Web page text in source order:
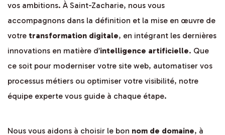
vos ambitions. À Saint-Zacharie, nous vous
accompagnons dans la définition et la mise en œuvre de
votre transformation digitale, en intégrant les dernières
innovations en matière d’intelligence artificielle. Que
ce soit pour moderniser votre site web, automatiser vos
processus métiers ou optimiser votre visibilité, notre
équipe experte vous guide à chaque étape.
Nous vous aidons à choisir le bon nom de domaine, à